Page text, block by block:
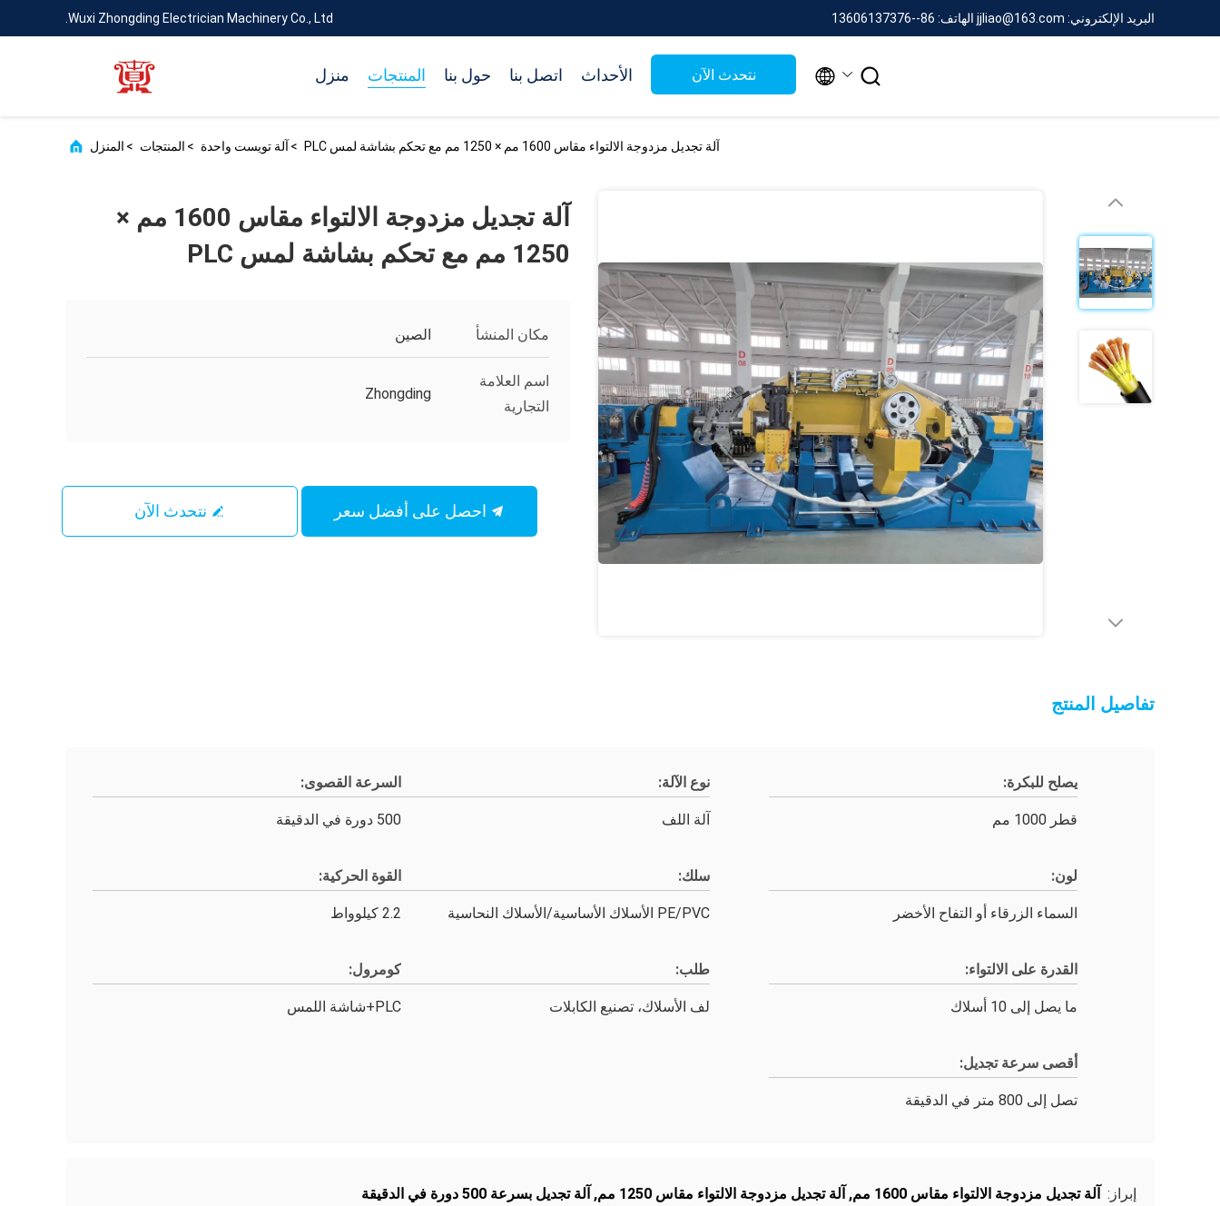
Wuxi Zhongding Electrician Machinery Co., Ltd. البريد الإلكتروني: jjliao@163.com الهاتف: 86--13606137376
منزل المنتجات حول بنا اتصل بنا الأحداث نتحدث الآن  
المنزل > المنتجات > آلة تويست واحدة > آلة تجديل مزدوجة الالتواء مقاس 1600 مم × 1250 مم مع تحكم بشاشة لمس PLC
آلة تجديل مزدوجة الالتواء مقاس 1600 مم ×
1250 مم مع تحكم بشاشة لمس PLC
مكان المنشأ الصين
اسم العلامة
التجارية
Zhongding
تفاصيل المنتج
يصلح للبكرة:
قطر 1000 مم
نوع الآلة:
آلة اللف
السرعة القصوى:
500 دورة في الدقيقة
لون:
السماء الزرقاء أو التفاح الأخضر
سلك:
PE/PVC الأسلاك الأساسية/الأسلاك النحاسية
القوة الحركية:
2.2 كيلوواط
القدرة على الالتواء:
ما يصل إلى 10 أسلاك
طلب:
لف الأسلاك، تصنيع الكابلات
كومرول:
PLC+شاشة اللمس
أقصى سرعة تجديل:
تصل إلى 800 متر في الدقيقة
إبراز: آلة تجديل مزدوجة الالتواء مقاس 1600 مم , آلة تجديل مزدوجة الالتواء مقاس 1250 مم , آلة تجديل بسرعة 500 دورة في الدقيقة